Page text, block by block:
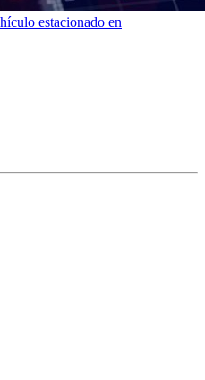
estacionado en